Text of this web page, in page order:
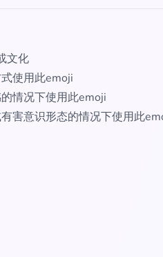
文化
使用此emoji
情况下使用此emoji
害意识形态的情况下使用此